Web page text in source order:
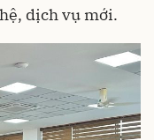
dịch vụ mới.